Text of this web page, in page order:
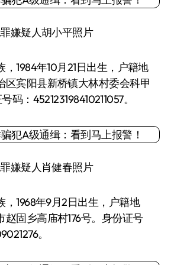
嫌疑人胡小平照片
，1984年10月21日出生，户籍地
区宾阳县新桥镇大林村委会科甲
码：452123198410211057。
嫌疑人肖健春照片
，1968年9月2日出生，户籍地
赵固乡高庙村176号。身份证号
。